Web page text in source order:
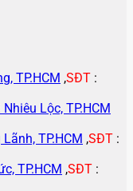
TP.HCM ,SĐT :
Lộc, TP.HCM
TP.HCM ,SĐT :
TP.HCM ,SĐT :